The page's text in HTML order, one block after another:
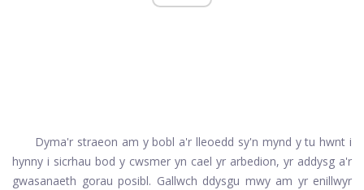
Dyma'r straeon am y bobl a'r lleoedd sy'n mynd y tu hwnt i
hynny i sicrhau bod y cwsmer yn cael yr arbedion, yr addysg a'r
gwasanaeth gorau posibl. Gallwch ddysgu mwy am yr enillwyr